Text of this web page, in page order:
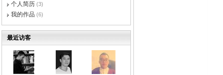
个人简历 (3)
我的作品 (6)
最近访客